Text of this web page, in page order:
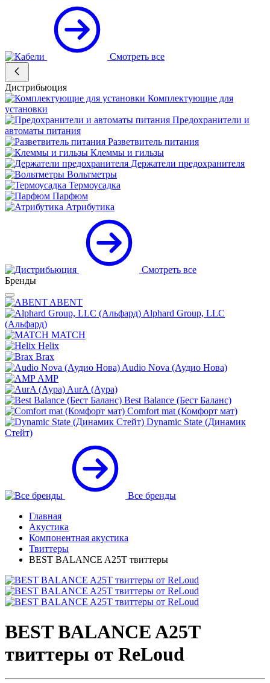
Смотреть все
Дистрибьюция
Комплектующие для
установки
Предохранители и
автоматы питания
Разветвитель питания
Клеммы и гильзы
Держатели предохранителя
Вольтметры
Термоусадка
Парфюм
Атрибутика
Смотреть все
Бренды
ABENT
Alphard Group, LLC
(Альфард)
MATCH
Helix
Brax
Audio Nova (Аудио Нова)
AMP
AurA (Аура)
Best Balance (Бест Баланс)
Comfort mat (Комфорт мат)
Dynamic State (Динамик
Стейт)
Все бренды
Главная
Акустика
Компонентная акустика
Твиттеры
BEST BALANCE A25T твиттеры
BEST BALANCE A25T
твиттеры от ReLoud